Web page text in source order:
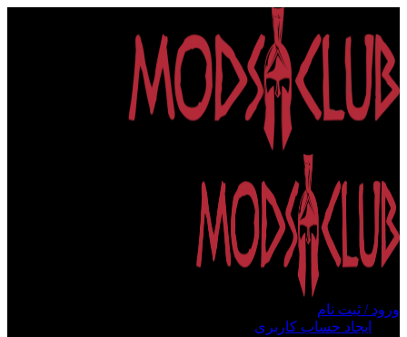
ورود / ثبت نام
ایجاد حساب کاربری